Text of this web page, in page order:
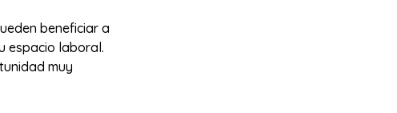
beneficiar a
espacio laboral.
muy